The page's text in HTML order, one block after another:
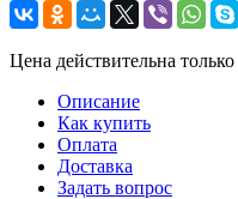
Цена действительна
Описание
Как купить
Оплата
Доставка
Задать вопрос